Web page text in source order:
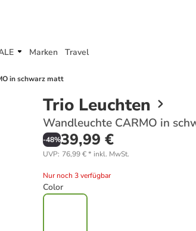
Marken Travel
in schwarz matt
Trio Leuchten
Wandleuchte CARMO in
-48%39,99 €
UVP: 76,99 €* inkl. MwSt.
Nur noch 3 verfügbar
Color